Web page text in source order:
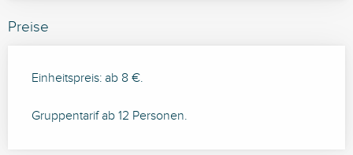
Preise
Einheitspreis: ab 8 €.
Gruppentarif ab 12 Personen.